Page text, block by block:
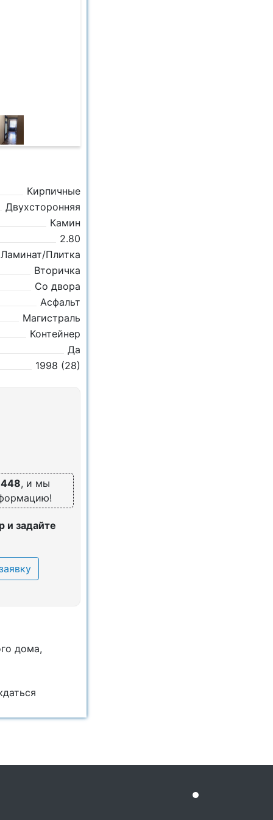
Кирпичные
Двухсторонняя
Камин
2.80
Ламинат/Плитка
Вторичка
Со двора
Асфальт
Магистраль
Контейнер
Да
1998 (28)
, и мы
и задайте
дома,